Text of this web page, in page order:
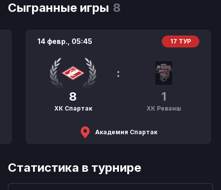
Сыгранные игры 8
14 февр., 05:45 17 ТУР
8
ХК Спартак
:
1
ХК Реванш
Академия Спартак
Статистика в турнире